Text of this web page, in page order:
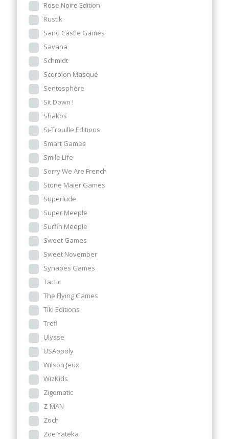
Rose Noire Edition
Rustik
Sand Castle Games
Savana
Schmidt
Scorpion Masqué
Sentosphère
Sit Down !
Shakos
Si-Trouille Editions
Smart Games
Smile Life
Sorry We Are French
Stone Maier Games
Superlude
Super Meeple
Surfin Meeple
Sweet Games
Sweet November
Synapes Games
Tactic
The Flying Games
Tiki Editions
Trefl
Ulysse
USAopoly
Wilson Jeux
WizKids
Zigomatic
Z-MAN
Zoch
Zoe Yateka